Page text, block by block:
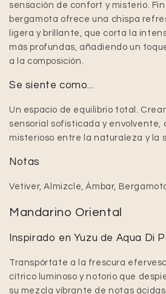
sensación de confort y misterio.
bergamota ofrece una chispa
ligera y brillante, que corta la
más profundas, añadiendo un
a la composición.
Se siente como...
Un espacio de equilibrio total.
sensorial sofisticada y envolvente,
misterioso entre la naturaleza y la
Notas
Vetiver, Almizcle, Ámbar,
Mandarino Oriental
Inspirado en Yuzu de Aqua Di
Transpórtate a la frescura
cítrico luminoso y notorio que
su mezcla vibrante de notas ácidas